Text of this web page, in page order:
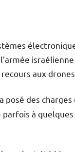
israélienne
aux
posé des
à